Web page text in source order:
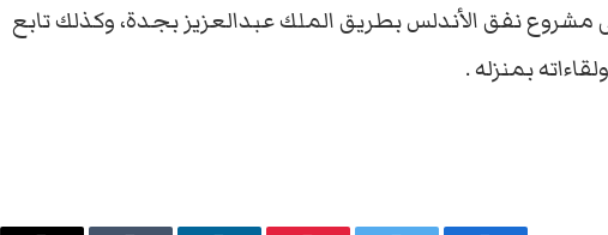
مشروع نفق الأندلس بطريق الملك عبدالعزيز بجدة، وكذلك تابع
بمنزله .